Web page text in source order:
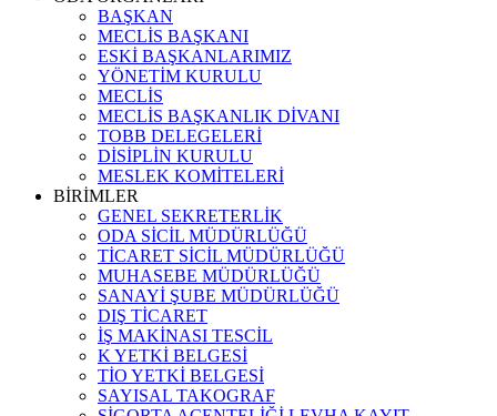
BAŞKAN
MECLİS BAŞKANI
ESKİ BAŞKANLARIMIZ
YÖNETİM KURULU
MECLİS
MECLİS BAŞKANLIK DİVANI
TOBB DELEGELERİ
DİSİPLİN KURULU
MESLEK KOMİTELERİ
BİRİMLER
GENEL SEKRETERLİK
ODA SİCİL MÜDÜRLÜĞÜ
TİCARET SİCİL MÜDÜRLÜĞÜ
MUHASEBE MÜDÜRLÜĞÜ
SANAYİ ŞUBE MÜDÜRLÜĞÜ
DIŞ TİCARET
İŞ MAKİNASI TESCİL
K YETKİ BELGESİ
TİO YETKİ BELGESİ
SAYISAL TAKOGRAF